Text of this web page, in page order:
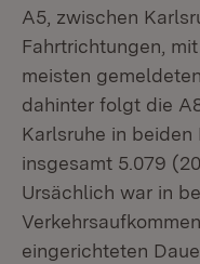
A5, zwischen
Fahrtrichtungen,
meisten
dahinter folgt die
Karlsruhe in
insgesamt 5.079
Ursächlich war in
eingerichteten